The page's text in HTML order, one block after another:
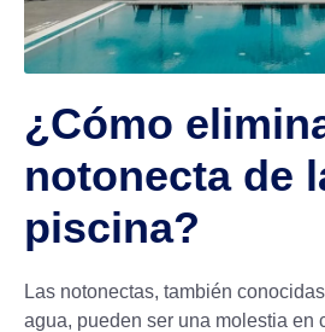
¿Cómo
notonecta de
piscina?
Las notonectas, también
agua, pueden ser una molestia en